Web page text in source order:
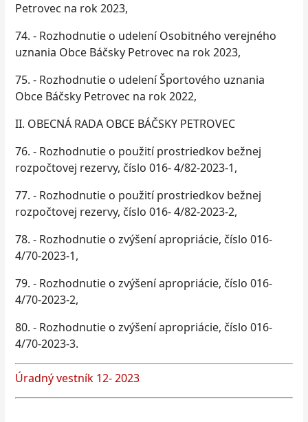
Petrovec na rok 2023,
74. - Rozhodnutie o udelení Osobitného verejného
uznania Obce Báčsky Petrovec na rok 2023,
75. - Rozhodnutie o udelení Športového uznania
Obce Báčsky Petrovec na rok 2022,
II. OBECNÁ RADA OBCE BÁČSKY PETROVEC
76. - Rozhodnutie o použití prostriedkov bežnej
rozpočtovej rezervy, číslo 016- 4/82-2023-1,
77. - Rozhodnutie o použití prostriedkov bežnej
rozpočtovej rezervy, číslo 016- 4/82-2023-2,
78. - Rozhodnutie o zvýšení apropriácie, číslo 016-
4/70-2023-1,
79. - Rozhodnutie o zvýšení apropriácie, číslo 016-
4/70-2023-2,
80. - Rozhodnutie o zvýšení apropriácie, číslo 016-
4/70-2023-3.
Úradný vestník 12- 2023